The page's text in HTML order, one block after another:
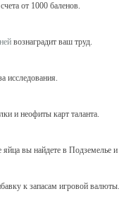
от 1000 баленов.
вознаградит ваш труд.
исследования.
и неофиты карт таланта.
вы найдете в Подземелье и
к запасам игровой валюты.